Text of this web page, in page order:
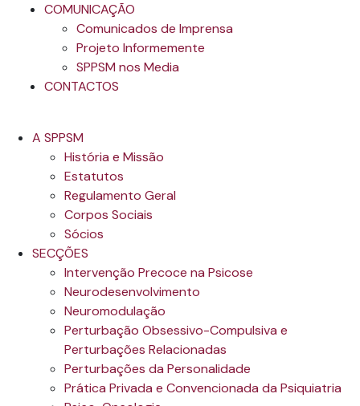
COMUNICAÇÃO
Comunicados de Imprensa
Projeto Informemente
SPPSM nos Media
CONTACTOS
A SPPSM
História e Missão
Estatutos
Regulamento Geral
Corpos Sociais
Sócios
SECÇÕES
Intervenção Precoce na Psicose
Neurodesenvolvimento
Neuromodulação
Perturbação Obsessivo-Compulsiva e
Perturbações Relacionadas
Perturbações da Personalidade
Prática Privada e Convencionada da Psiquiatria